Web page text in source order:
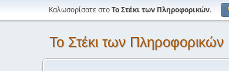
Καλωσορίσατε στοΤο Στέκι των Πληροφορικών.
Το Στέκι των Πληροφορικών